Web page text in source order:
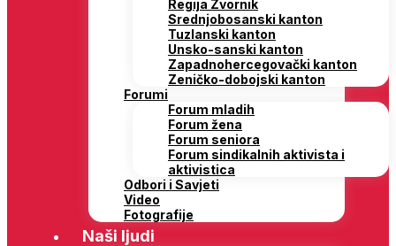
Regija Zvornik
Srednjobosanski kanton
Tuzlanski kanton
Unsko-sanski kanton
Zapadnohercegovački kanton
Zeničko-dobojski kanton
Forumi
Forum mladih
Forum žena
Forum seniora
Forum sindikalnih aktivista i
aktivistica
Odbori i Savjeti
Video
Fotografije
Naši ljudi